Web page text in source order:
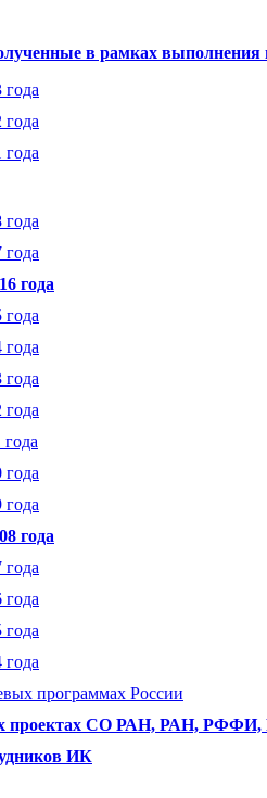
в рамках выполнения
года
года
программах России
проектах СО РАН, РАН,
ИК